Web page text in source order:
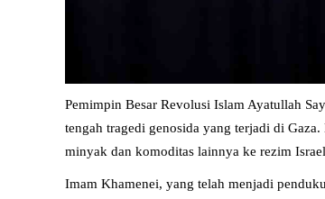
Pemimpin Besar Revolusi Islam Ayatullah
tengah tragedi genosida yang terjadi di
minyak dan komoditas lainnya ke rezim
Imam Khamenei, yang telah menjadi